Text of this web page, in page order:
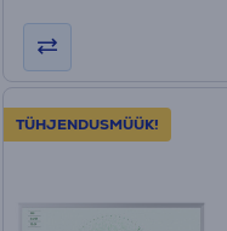
TÜHJENDUSMÜÜK!